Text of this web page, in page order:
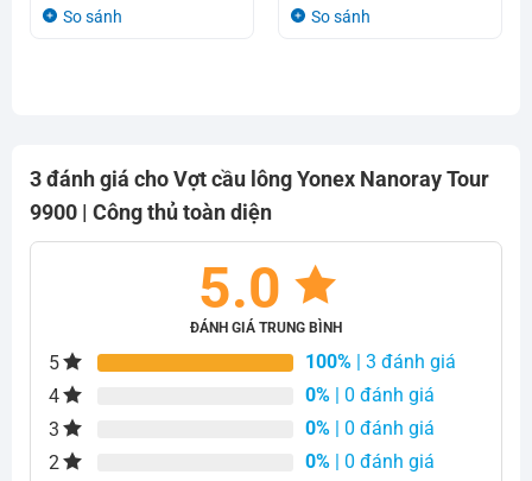
là:
tại So sánh
là:
tại So sánh
3 đánh giá choVợt cầu lông Yonex Nanoray Tour
9900 | Công thủ toàn diện
5.0
ĐÁNH GIÁ TRUNG BÌNH
5 100% | 3 đánh giá
4
0% | 0 đánh giá
3
0% | 0 đánh giá
2
0% | 0 đánh giá